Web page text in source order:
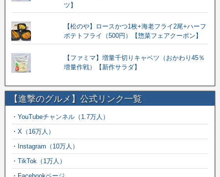
ツ】
【松のや】ロースかつ1枚+海老フライ2尾+ハーフ
ポテトフライ（500円）【惣菜フェアクーポン】
【ファミマ】増量千切りキャベツ（おかわり45％
増量作戦）【新作サラダ】
【進撃のグルメ】公式リンク一覧
・ YouTubeチャンネル（1.7万人）
・ X（16万人）
・ Instagram（10万人）
・ TikTok（1万人）